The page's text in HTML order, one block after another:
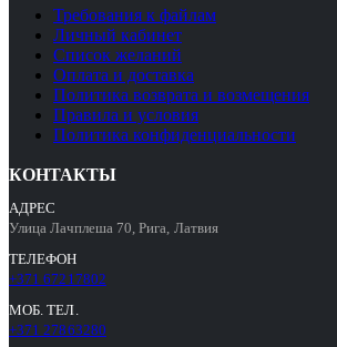
Требования к файлам
Личный кабинет
Список желаний
Оплата и доставка
Политика возврата и возмещения
Правила и условия
Политика конфиденциальности
КОНТАКТЫ
АДРЕС
Улица Лачплеша 70, Рига, Латвия
ТЕЛЕФОН
+371 67217802
МОБ. ТЕЛ.
+371 27863280